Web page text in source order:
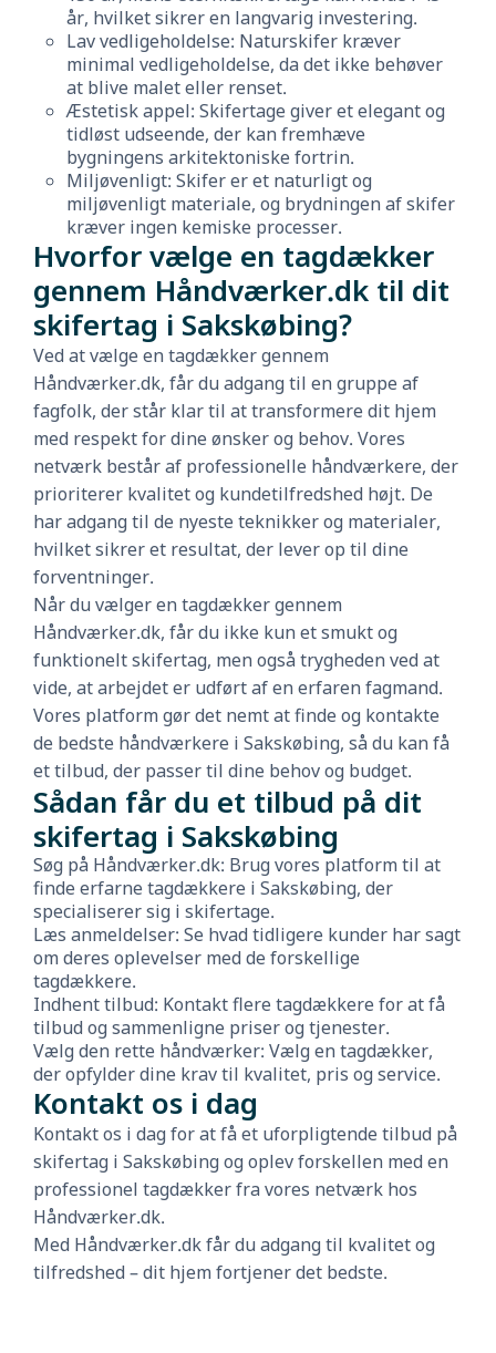
år, hvilket sikrer en langvarig investering.
Lav vedligeholdelse: Naturskifer kræver
minimal vedligeholdelse, da det ikke behøver
at blive malet eller renset.
Æstetisk appel: Skifertage giver et elegant og
tidløst udseende, der kan fremhæve
bygningens arkitektoniske fortrin.
Miljøvenligt: Skifer er et naturligt og
miljøvenligt materiale, og brydningen af skifer
kræver ingen kemiske processer.
Hvorfor vælge en tagdækker
gennem Håndværker.dk til dit
skifertag i Sakskøbing?
Ved at vælge en tagdækker gennem
Håndværker.dk, får du adgang til en gruppe af
fagfolk, der står klar til at transformere dit hjem
med respekt for dine ønsker og behov. Vores
netværk består af professionelle håndværkere, der
prioriterer kvalitet og kundetilfredshed højt. De
har adgang til de nyeste teknikker og materialer,
hvilket sikrer et resultat, der lever op til dine
forventninger.
Når du vælger en tagdækker gennem
Håndværker.dk, får du ikke kun et smukt og
funktionelt skifertag, men også trygheden ved at
vide, at arbejdet er udført af en erfaren fagmand.
Vores platform gør det nemt at finde og kontakte
de bedste håndværkere i Sakskøbing, så du kan få
et tilbud, der passer til dine behov og budget.
Sådan får du et tilbud på dit
skifertag i Sakskøbing
Søg på Håndværker.dk: Brug vores platform til at
finde erfarne tagdækkere i Sakskøbing, der
specialiserer sig i skifertage.
Læs anmeldelser: Se hvad tidligere kunder har sagt
om deres oplevelser med de forskellige
tagdækkere.
Indhent tilbud: Kontakt flere tagdækkere for at få
tilbud og sammenligne priser og tjenester.
Vælg den rette håndværker: Vælg en tagdækker,
der opfylder dine krav til kvalitet, pris og service.
Kontakt os i dag
Kontakt os i dag for at få et uforpligtende tilbud på
skifertag i Sakskøbing og oplev forskellen med en
professionel tagdækker fra vores netværk hos
Håndværker.dk.
Med Håndværker.dk får du adgang til kvalitet og
tilfredshed – dit hjem fortjener det bedste.